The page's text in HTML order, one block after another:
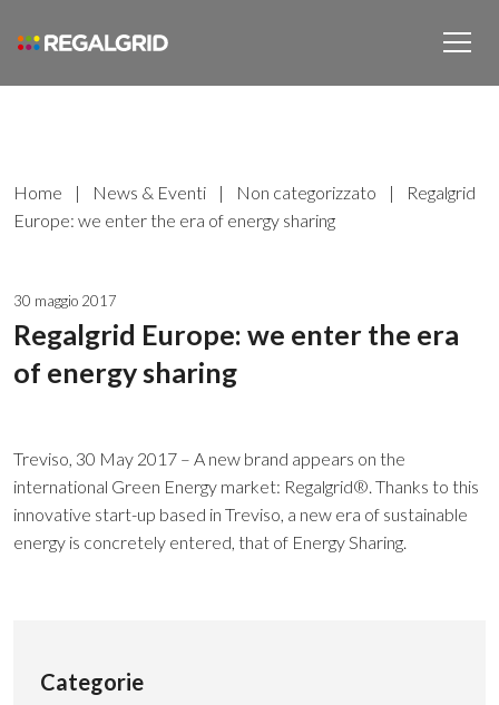
Home | News & Eventi | Non categorizzato |
Regalgrid
Europe: we enter the era of energy sharing
30 maggio 2017
Regalgrid Europe: we enter the era
of energy sharing
Treviso, 30 May 2017 – A new brand appears on the
international Green Energy market: Regalgrid®. Thanks to this
innovative start-up based in Treviso, a new era of sustainable
energy is concretely entered, that of Energy Sharing.
Categorie